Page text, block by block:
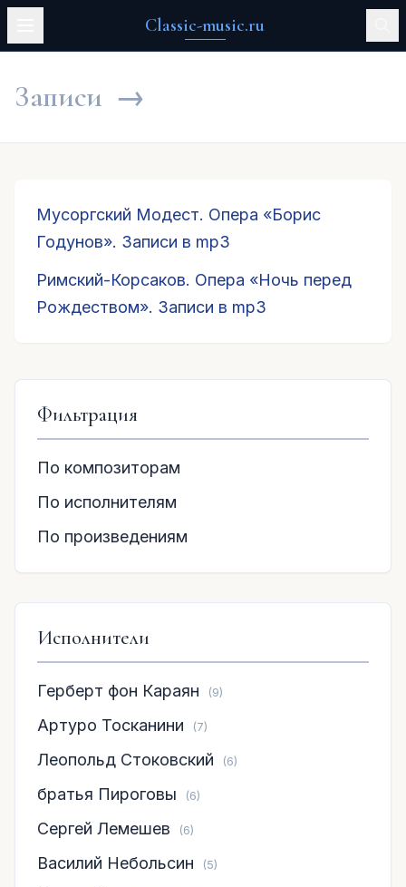
Classic-music.ru
Записи →
Мусоргский Модест. Опера «Борис
Годунов». Записи в mp3
Римский-Корсаков. Опера «Ночь перед
Рождеством». Записи в mp3
Фильтрация
По композиторам
По исполнителям
По произведениям
Исполнители
Герберт фон Караян (9)
Артуро Тосканини (7)
Леопольд Стоковский (6)
братья Пироговы (6)
Сергей Лемешев (6)
Василий Небольсин (5)